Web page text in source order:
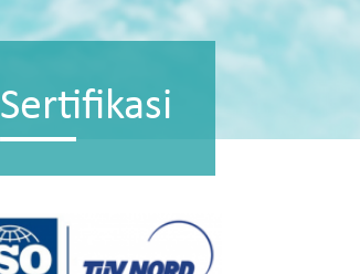
Sertifikasi